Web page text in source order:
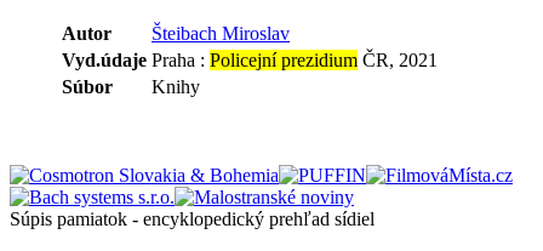
Autor
Šteibach Miroslav
Vyd.údaje Praha : Policejní prezidium ČR, 2021
Súbor
Knihy
Súpis pamiatok - encyklopedický prehľad sídiel